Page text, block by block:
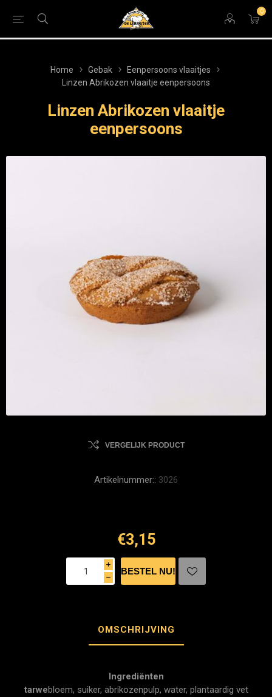
0
Home Gebak
Eenpersoons vlaaitjes
Linzen Abrikozen vlaaitje eenpersoons
Linzen Abrikozen vlaaitje
eenpersoons
VERGELIJK PRODUCT
Artikelnummer:: 3026
€3,15
i
h
OMSCHRIJVING
Ingrediënten
tarwebloem, suiker, abrikozenpulp, water, plantaardig vet